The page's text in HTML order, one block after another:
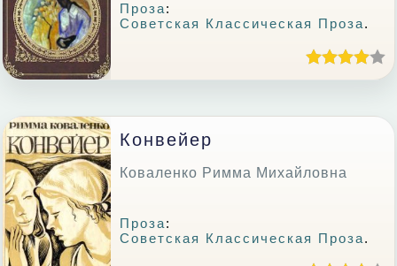
Проза:
Советская Классическая Проза.
Конвейер
Коваленко Римма Михайловна
Проза:
Советская Классическая Проза.